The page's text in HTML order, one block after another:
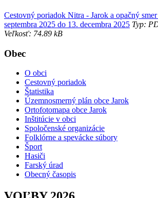
Cestovný poriadok Nitra - Jarok a opačný
septembra 2025 do 13. decembra 2025 Typ:
Veľkosť: 74.89 kB
Obec
O obci
Cestovný poriadok
Štatistika
Územnosmerný plán obce Jarok
Ortofotomapa obce Jarok
Inštitúcie v obci
Spoločenské organizácie
Folklórne a spevácke súbory
Šport
Hasiči
Farský úrad
Obecný časopis